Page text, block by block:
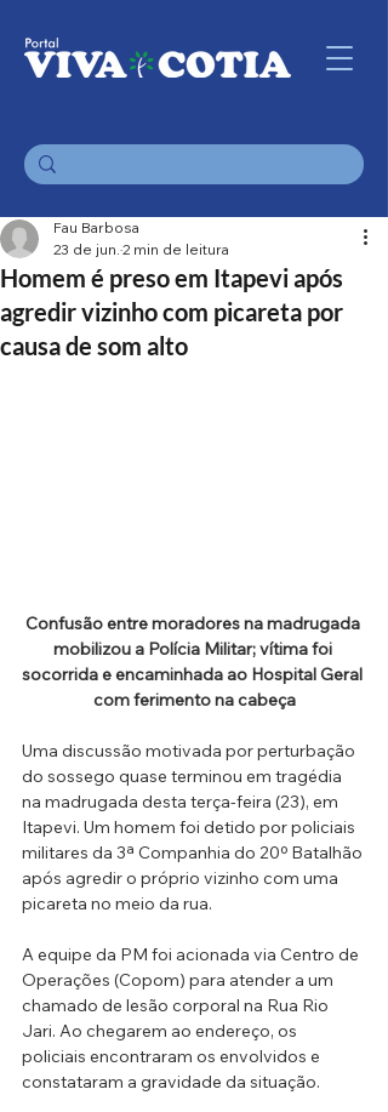
Homem é preso em Itapevi após
agredir vizinho com picareta por
causa de som alto
Fau Barbosa
23 de jun. 2 min de leitura
Confusão entre moradores na madrugada
mobilizou a Polícia Militar; vítima foi
socorrida e encaminhada ao Hospital Geral
com ferimento na cabeça
Uma discussão motivada por perturbação
do sossego quase terminou em tragédia
na madrugada desta terça-feira (23), em
Itapevi. Um homem foi detido por policiais
militares da 3ª Companhia do 20º Batalhão
após agredir o próprio vizinho com uma
picareta no meio da rua.
A equipe da PM foi acionada via Centro de
Operações (Copom) para atender a um
chamado de lesão corporal na Rua Rio
Jari. Ao chegarem ao endereço, os
policiais encontraram os envolvidos e
constataram a gravidade da situação.